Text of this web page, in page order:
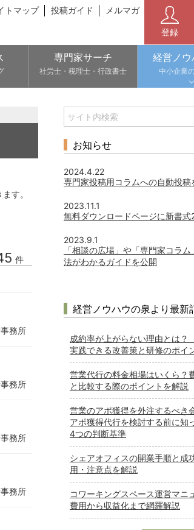
トマップ 投稿ガイド メルマガ
登録
専門家サーチ
社労士・税理士・行政書士
経営ノウ
中小企業
す。
件
務所
務所
務所
務所
お知らせ
2024.4.22
専門家投稿用コラムへの自動投稿
2023.11.1
無料ダウンロードページに新書式
2023.9.1
「相談の広場」や「専門家コラ
法がわかるガイドを公開
経営ノウハウの泉より最新
成約率が上がらない理由とは
実践できる改善策と研修のポイ
営業代行の料金相場はいくら？
と比較する際のポイントを解説
営業のアポ獲得を外注するべき
アポ獲得代行を検討する前に知
4つの判断基準
シェアオフィスの開業手順と成
用・注意点を解説
コワーキングスペース運営マニ
費用から収益化まで網羅解説